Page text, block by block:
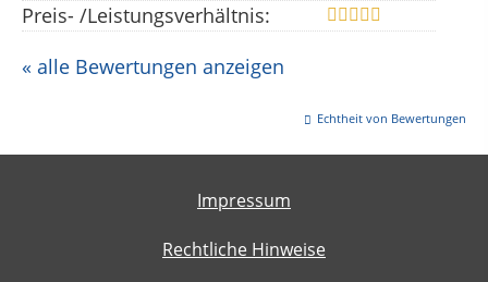
Preis- /Leistungsverhältnis:
« alle Bewertungen anzeigen
Echtheit von Bewertungen
Impressum
Rechtliche Hinweise